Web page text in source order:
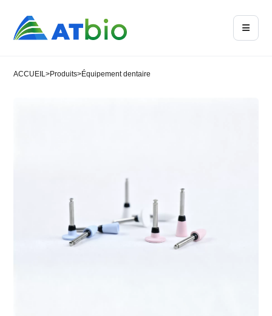
ACCUEIL>Produits>Équipement dentaire